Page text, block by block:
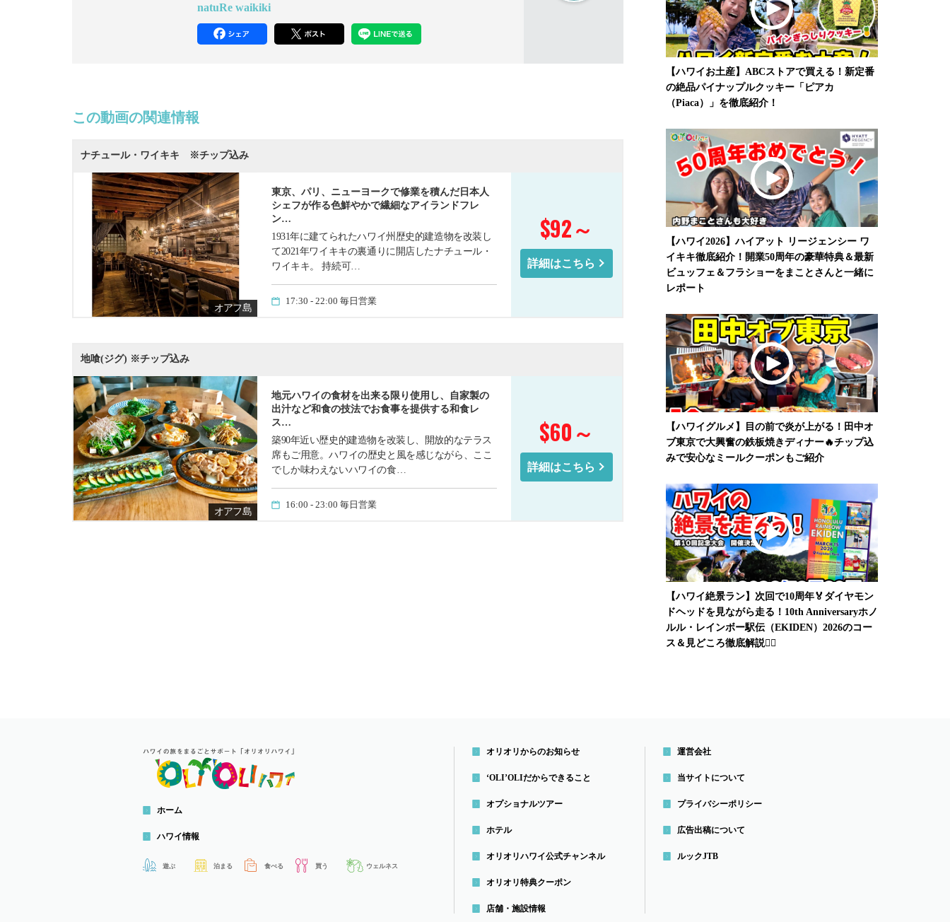
natuRe waikiki
この動画の関連情報
ナチュール・ワイキキ ※チップ込み
オアフ島
東京、パリ、ニューヨークで修業を積んだ日本人
シェフが作る色鮮やかで繊細なアイランドフレ
ン…
1931年に建てられたハワイ州歴史的建造物を改装し
て2021年ワイキキの裏通りに開店したナチュール・
ワイキキ。 持続可…
17:30 - 22:00 毎日営業
$92～
詳細はこちら
地喰(ジグ) ※チップ込み
オアフ島
地元ハワイの食材を出来る限り使用し、自家製の
出汁など和食の技法でお食事を提供する和食レ
ス…
築90年近い歴史的建造物を改装し、開放的なテラス
席もご用意。ハワイの歴史と風を感じながら、ここ
でしか味わえないハワイの食…
16:00 - 23:00 毎日営業
$60～
詳細はこちら
【ハワイお土産】ABCストアで買える！新定番
の絶品パイナップルクッキー「ピアカ
（Piaca）」を徹底紹介！
【ハワイ2026】ハイアット リージェンシー ワ
イキキ徹底紹介！開業50周年の豪華特典＆最新
ビュッフェ＆フラショーをまことさんと一緒に
レポート
【ハワイグルメ】目の前で炎が上がる！田中オ
ブ東京で大興奮の鉄板焼きディナー🔥チップ込
みで安心なミールクーポンもご紹介
【ハワイ絶景ラン】次回で10周年🏅ダイヤモン
ドヘッドを見ながら走る！10th Anniversaryホノ
ルル・レインボー駅伝（EKIDEN）2026のコー
ス＆見どころ徹底解説🏃‍♂️
ホーム
ハワイ情報
遊ぶ 泊まる 食べる 買う ウェルネス
オリオリからのお知らせ
‘OLI’OLIだからできること
オプショナルツアー
ホテル
オリオリハワイ公式チャンネル
オリオリ特典クーポン
店舗・施設情報
運営会社
当サイトについて
プライバシーポリシー
広告出稿について
ルックJTB